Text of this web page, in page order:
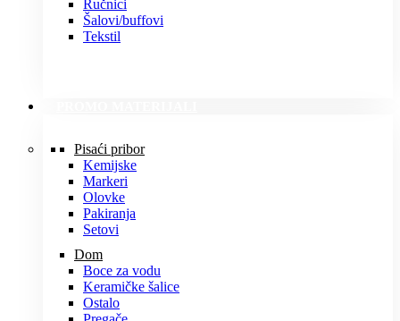
Ručnici
Šalovi/buffovi
Tekstil
Pisaći pribor
Kemijske
Markeri
Olovke
Pakiranja
Setovi
Dom
Boce za vodu
Keramičke šalice
Ostalo